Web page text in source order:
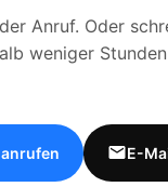
Anruf. Oder
weniger
E-